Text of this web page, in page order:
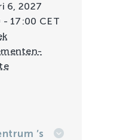
6, 2027
- 17:00 CET
’s